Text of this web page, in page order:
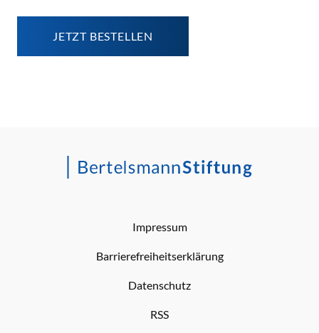
JETZT BESTELLEN
Impressum
Barrierefreiheitserklärung
Datenschutz
RSS